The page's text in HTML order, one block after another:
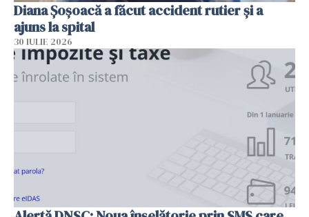
Diana Șoșoacă a făcut accident rutier și a
ajuns la spital
30 IULIE 2026